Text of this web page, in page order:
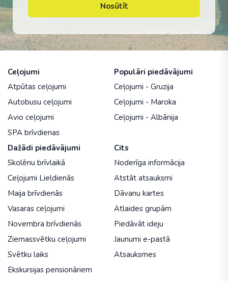
Nosūtīt
Ceļojumi
Atpūtas ceļojumi
Autobusu ceļojumi
Avio ceļojumi
SPA brīvdienas
Populāri piedāvājumi
Ceļojumi - Gruzija
Ceļojumi - Maroka
Ceļojumi - Albānija
Dažādi piedāvājumi
Skolēnu brīvlaikā
Ceļojumi Lieldienās
Maija brīvdienās
Vasaras ceļojumi
Novembra brīvdienās
Ziemassvētku ceļojumi
Svētku laiks
Ekskursijas pensionāriem
Cits
Noderīga informācija
Atstāt atsauksmi
Dāvanu kartes
Atlaides grupām
Piedāvāt ideju
Jaunumi e-pastā
Atsauksmes